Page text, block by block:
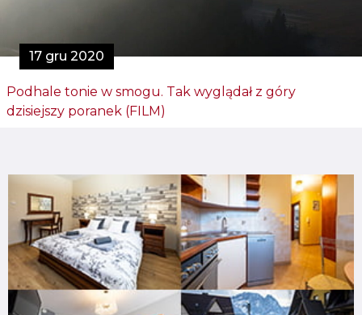
17 gru 2020
Podhale tonie w smogu. Tak wyglądał z góry
dzisiejszy poranek (FILM)